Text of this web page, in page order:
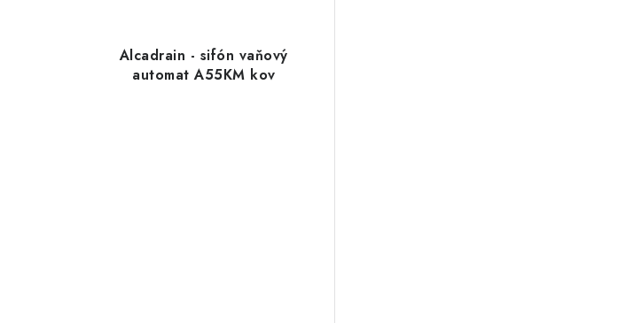
Alcadrain - sifón vaňový
automat A55KM kov